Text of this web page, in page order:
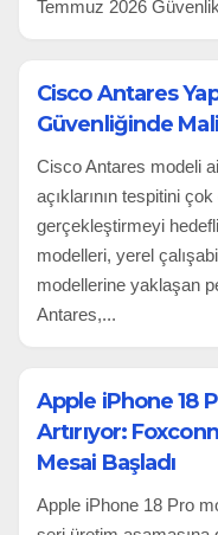
Temmuz 2026
Cisco Antares
Güvenliğinde
Cisco Antares modeli
açıklarının tespitini
gerçekleştirmeyi
modelleri, yerel
modellerine yaklaşan
Antares,...
Apple iPhone 18
Artırıyor:
Mesai Başladı
Apple iPhone 18 Pro